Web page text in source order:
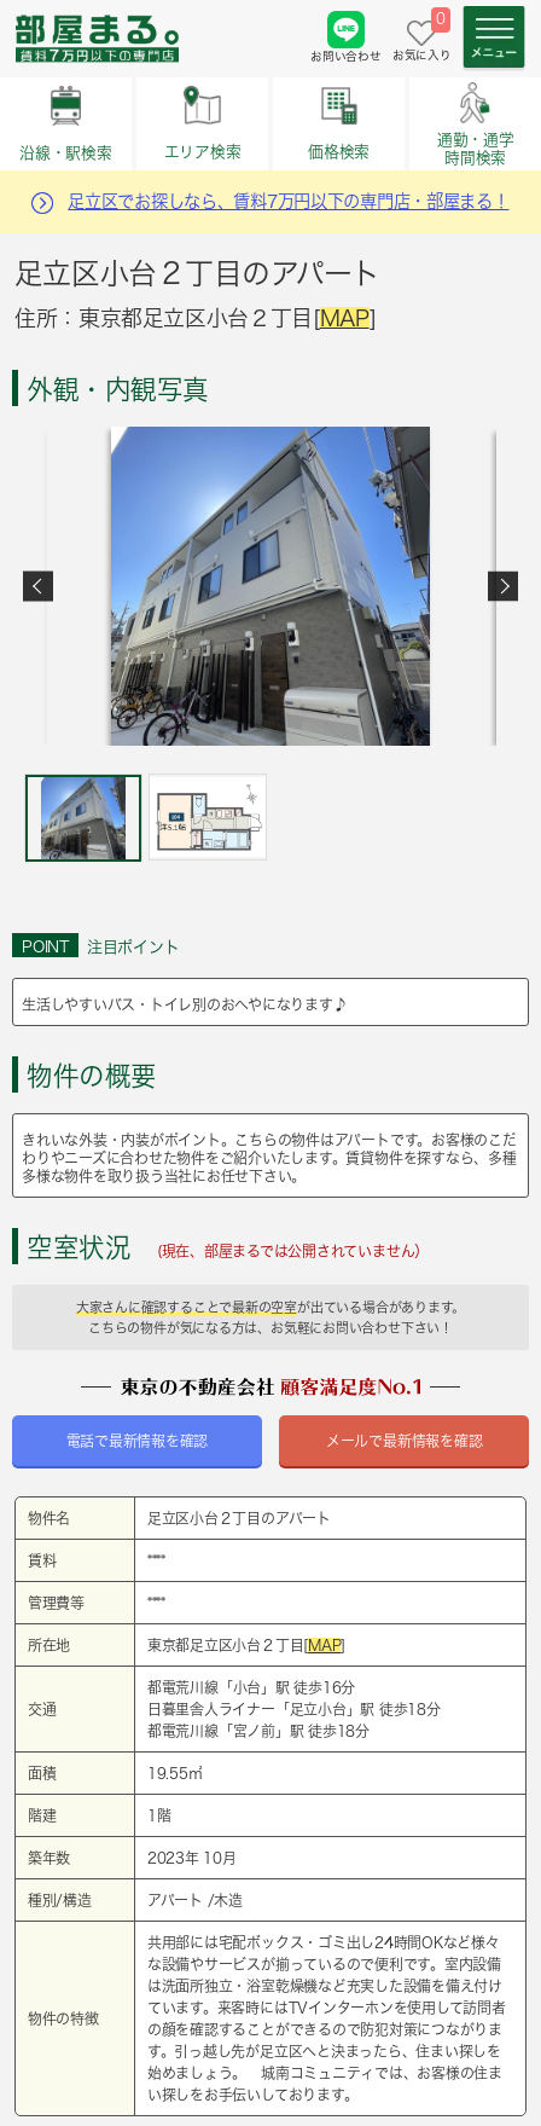
お問い合わせ
0
お気に入り
沿線・駅検索 エリア検索 価格検索
通勤・通学
時間検索
足立区でお探しなら、賃料7万円以下の専門店・部屋まる！
足立区小台２丁目のアパート
住所：東京都足立区小台２丁目[MAP]
外観・内観写真
POINT 注目ポイント
生活しやすいバス・トイレ別のおへやになります♪
物件の概要
きれいな外装・内装がポイント。こちらの物件はアパートです。お客様のこだ
わりやニーズに合わせた物件をご紹介いたします。賃貸物件を探すなら、多種
多様な物件を取り扱う当社にお任せ下さい。
空室状況 (現在、部屋まるでは公開されていません）
大家さんに確認することで最新の空室が出ている場合があります。
こちらの物件が気になる方は、お気軽にお問い合わせ下さい！
電話で最新情報を確認 メールで最新情報を確認
物件名 足立区小台２丁目のアパート
賃料 ****
管理費等 ****
所在地 東京都足立区小台２丁目[MAP]
交通
都電荒川線「 小台 」駅 徒歩16分
日暮里舎人ライナー「 足立小台 」駅 徒歩18分
都電荒川線「 宮ノ前」駅 徒歩18分
面積 19.55㎡
階建 1階
築年数 2023年 10月
種別/構造 アパート /木造
物件の特徴
共用部には宅配ボックス・ゴミ出し24時間OKなど様々
な設備やサービスが揃っているので便利です。室内設備
は洗面所独立・浴室乾燥機など充実した設備を備え付け
ています。来客時にはTVインターホンを使用して訪問者
の顔を確認することができるので防犯対策につながりま
す。引っ越し先が足立区へと決まったら、住まい探しを
始めましょう。 城南コミュニティでは、お客様の住ま
い探しをお手伝いしております。